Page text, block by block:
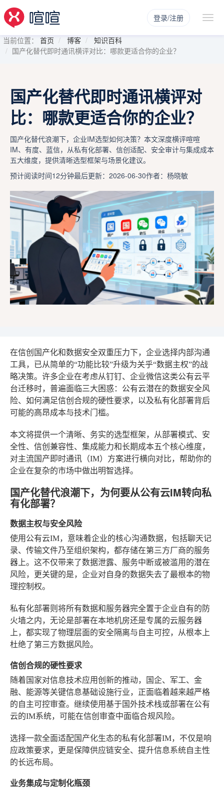
登录/注册
当前位置： 首页 博客
知识百科
国产化替代即时通讯横评对比：哪款更适合你的企业？
国产化替代即时通讯横评对
比：哪款更适合你的企业？
国产化替代浪潮下，企业IM选型如何决策？本文深度横评喧喧
IM、有度、蓝信，从私有化部署、信创适配、安全审计与集成成本
五大维度，提供清晰选型框架与场景化建议。
预计阅读时间12分钟最后更新：2026-06-30作者：杨晓敏
在信创国产化和数据安全双重压力下，企业选择内部沟通
工具，已从简单的“功能比较”升级为关乎“数据主权”的战
略决策。许多企业在考虑从钉钉、企业微信这类公有云平
台迁移时，普遍面临三大困惑：公有云潜在的数据安全风
险、如何满足信创合规的硬性要求，以及私有化部署背后
可能的高昂成本与技术门槛。
本文将提供一个清晰、务实的选型框架，从部署模式、安
全性、信创兼容性、集成能力和长期成本五个核心维度，
对主流国产即时通讯（IM）方案进行横向对比，帮助你的
企业在复杂的市场中做出明智选择。
国产化替代浪潮下，为何要从公有云IM转向私
有化部署？
数据主权与安全风险
使用公有云IM，意味着企业的核心沟通数据，包括聊天记
录、传输文件乃至组织架构，都存储在第三方厂商的服务
器上。这不仅带来了数据泄露、服务中断或被滥用的潜在
风险，更关键的是，企业对自身的数据失去了最根本的物
理控制权。
私有化部署则将所有数据和服务器完全置于企业自有的防
火墙之内，无论是部署在本地机房还是专属的云服务器
上，都实现了物理层面的安全隔离与自主可控，从根本上
杜绝了第三方数据风险。
信创合规的硬性要求
随着国家对信息技术应用创新的推动，国企、军工、金
融、能源等关键信息基础设施行业，正面临着越来越严格
的自主可控审查。继续使用基于国外技术栈或部署在公有
云的IM系统，可能在信创审查中面临合规风险。
选择一款全面适配国产化生态的私有化部署IM，不仅是响
应政策要求，更是保障供应链安全、提升信息系统自主性
的长远布局。
业务集成与定制化瓶颈